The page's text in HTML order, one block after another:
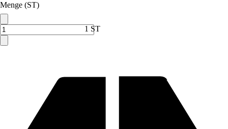
Menge (ST)
1 ST